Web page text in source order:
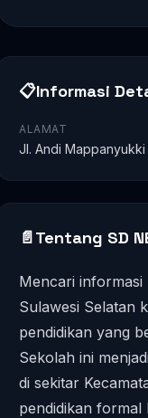
📋Informasi
ALAMAT
Jl. Andi Mappanyukki
📄Tentang SD
Mencari informasi
Sulawesi Selatan
pendidikan yang
Sekolah ini
di sekitar
pendidikan